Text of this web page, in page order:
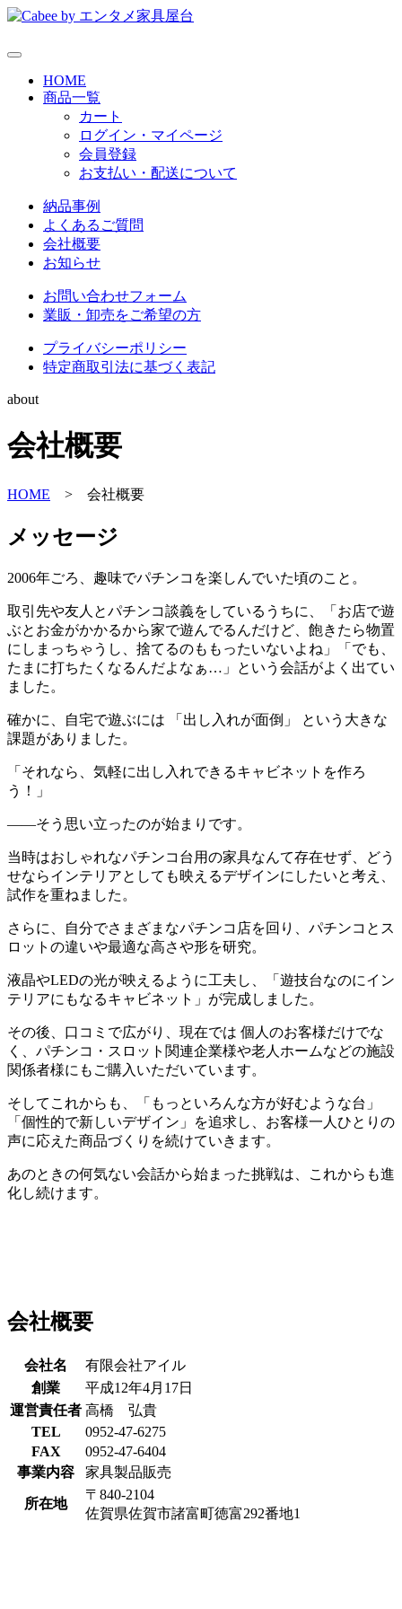
HOME
商品一覧
カート
ログイン・マイページ
会員登録
お支払い・配送について
納品事例
よくあるご質問
会社概要
お知らせ
お問い合わせフォーム
業販・卸売をご希望の方
プライバシーポリシー
特定商取引法に基づく表記
about
会社概要
HOME > 会社概要
メッセージ
2006年ごろ、趣味でパチンコを楽しんでいた頃のこと。
取引先や友人とパチンコ談義をしているうちに、「お店で遊
ぶとお金がかかるから家で遊んでるんだけど、飽きたら物置
にしまっちゃうし、捨てるのももったいないよね」「でも、
たまに打ちたくなるんだよなぁ…」という会話がよく出てい
ました。
確かに、自宅で遊ぶには 「出し入れが面倒」 という大きな
課題がありました。
「それなら、気軽に出し入れできるキャビネットを作ろ
う！」
――そう思い立ったのが始まりです。
当時はおしゃれなパチンコ台用の家具なんて存在せず、どう
せならインテリアとしても映えるデザインにしたいと考え、
試作を重ねました。
さらに、自分でさまざまなパチンコ店を回り、パチンコとス
ロットの違いや最適な高さや形を研究。
液晶やLEDの光が映えるように工夫し、「遊技台なのにイン
テリアにもなるキャビネット」が完成しました。
その後、口コミで広がり、現在では 個人のお客様だけでな
く、パチンコ・スロット関連企業様や老人ホームなどの施設
関係者様にもご購入いただいています。
そしてこれからも、「もっといろんな方が好むような台」
「個性的で新しいデザイン」を追求し、お客様一人ひとりの
声に応えた商品づくりを続けていきます。
あのときの何気ない会話から始まった挑戦は、これからも進
化し続けます。
会社概要
会社名
有限会社アイル
創業
平成12年4月17日
運営責任者 高橋 弘貴
TEL
0952-47-6275
FAX
0952-47-6404
事業内容
家具製品販売
所在地
〒840-2104
佐賀県佐賀市諸富町徳富292番地1